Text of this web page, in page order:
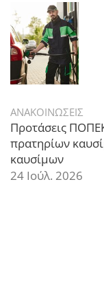
ΑΝΑΚΟΙΝΩΣΕΙΣ
Προτάσεις
πρατηρίων
καυσίμων
24 Ιούλ. 2026